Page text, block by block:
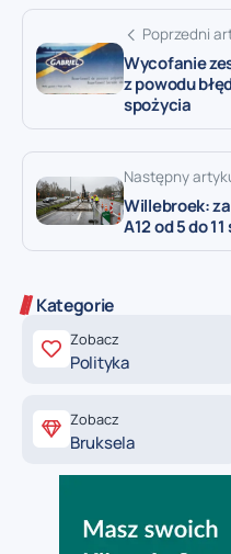
Poprzedni
Wycofanie
z powodu
spożycia
Następny
Willebroek:
A12 od 5 do
Kategorie
Zobacz
Polityka
Zobacz
Bruksela